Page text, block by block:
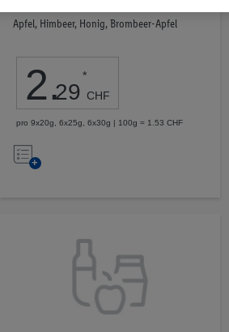
Apfel, Himbeer, Honig, Brombeer-Apfel
2.29
*
CHF
pro 9x20g, 6x25g, 6x30g | 100g = 1.53 CHF
Auf